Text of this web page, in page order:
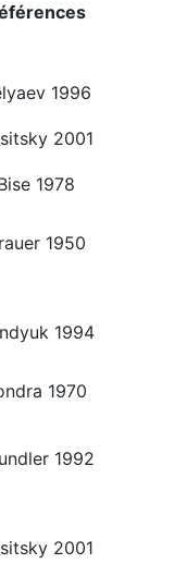
1996
2001
1978
1950
1994
1970
1992
2001